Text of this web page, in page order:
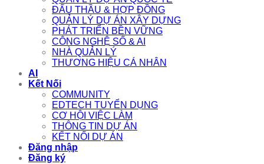
ĐẤU THẦU & HỢP ĐỒNG
QUẢN LÝ DỰ ÁN XÂY DỰNG
PHÁT TRIỂN BỀN VỮNG
CÔNG NGHỆ SỐ & AI
NHÀ QUẢN LÝ
THƯƠNG HIỆU CÁ NHÂN
AI
Kết Nối
COMMUNITY
EDTECH TUYỂN DỤNG
CƠ HỘI VIỆC LÀM
THÔNG TIN DỰ ÁN
KẾT NỐI DỰ ÁN
Đăng nhập
Đăng ký